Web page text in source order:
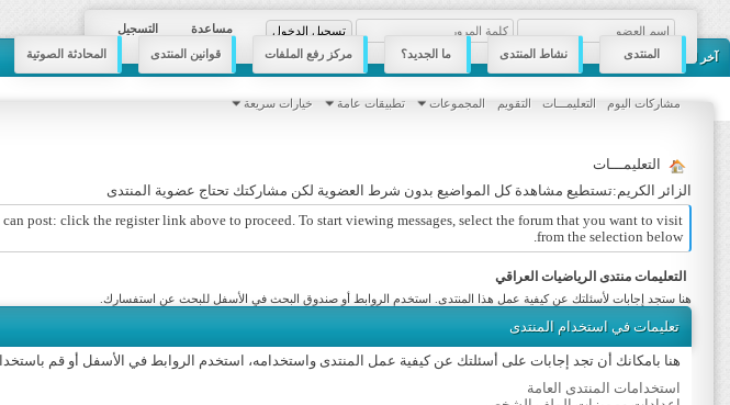
التسجيل مساعدة
حفظ البيانات؟آخر المشاركاتالمنتدى
مشاركات اليوم التعليمـــات التقويم المجموعات تطبيقات عامة خيارات سريعة
نشاط المنتدى ما الجديد؟ مركز رفع الملفات قوانين المنتدى المحادثة الصوتية
التعليمـــات
الزائر الكريم:تستطيع مشاهدة كل المواضيع بدون شرط العضوية لكن مشاركتك تحتاج عضوية المنتدى
post: click the register link above to proceed. To start viewing messages, select the forum that you want to visit
from the selection below.
التعليمات منتدى الرياضيات العراقي
هنا ستجد إجابات لأسئلتك عن كيفية عمل هذا المنتدى. استخدم الروابط أو صندوق البحث في الأسفل للبحث عن استفسارك.
تعليمات في استخدام المنتدى
هنا بامكانك أن تجد إجابات على أسئلتك عن كيفية عمل المنتدى واستخدامه، استخدم الروابط في الأسفل أو قم
استخدامات المنتدى العامة